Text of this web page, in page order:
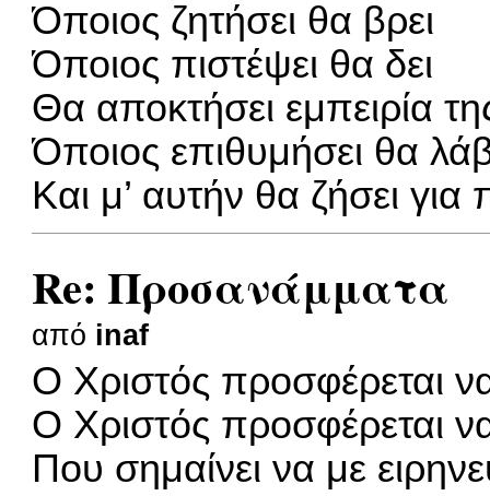
Όποιος ζητήσει θα βρει
Όποιος πιστέψει θα δει
Θα αποκτήσει εμπειρία
Όποιος επιθυμήσει θα
Και μ’ αυτήν θα ζήσει για
Re: Προσανάμματα
από inaf
Ο Χριστός προσφέρεται
Ο Χριστός προσφέρεται
Που σημαίνει να με